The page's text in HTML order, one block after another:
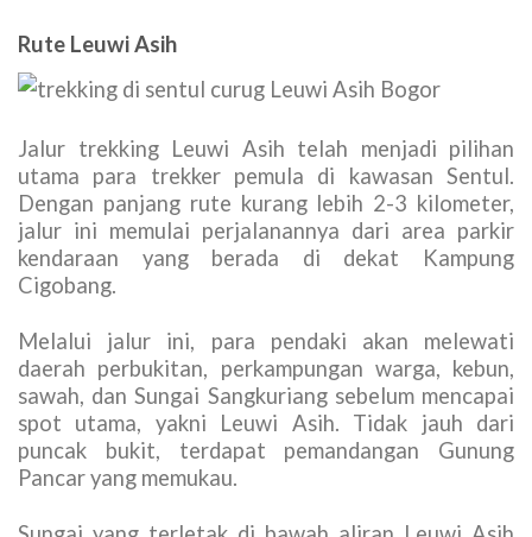
Rute Leuwi Asih
Jalur trekking Leuwi Asih telah menjadi pilihan
utama para trekker pemula di kawasan Sentul.
Dengan panjang rute kurang lebih 2-3 kilometer,
jalur ini memulai perjalanannya dari area parkir
kendaraan yang berada di dekat Kampung
Cigobang.
Melalui jalur ini, para pendaki akan melewati
daerah perbukitan, perkampungan warga, kebun,
sawah, dan Sungai Sangkuriang sebelum mencapai
spot utama, yakni Leuwi Asih. Tidak jauh dari
puncak bukit, terdapat pemandangan Gunung
Pancar yang memukau.